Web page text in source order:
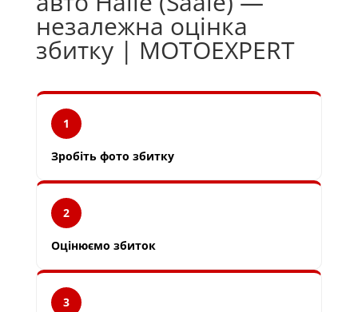
незалежна оцінка
збитку | MOTOEXPERT
1
Зробіть фото збитку
2
Оцінюємо збиток
3